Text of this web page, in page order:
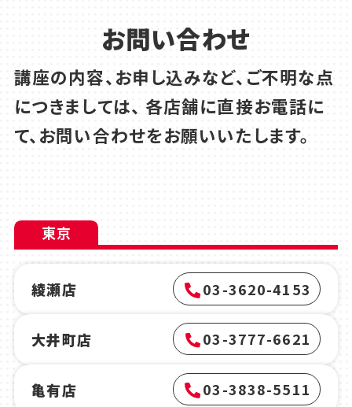
お問い合わせ
講座の内容、お申し込みなど、ご不明な点
につきましては、 各店舗に直接お電話に
て、お問い合わせをお願いいたします。
東京
綾瀬店 03-3620-4153
大井町店 03-3777-6621
亀有店 03-3838-5511